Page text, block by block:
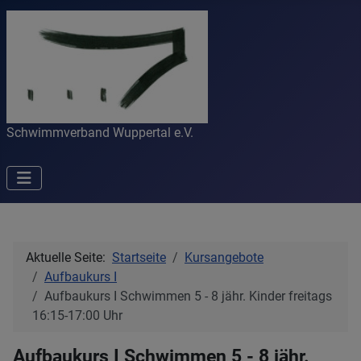
Schwimmverband Wuppertal e.V.
Aktuelle Seite: Startseite
Kursangebote
Aufbaukurs I
Aufbaukurs I Schwimmen 5 - 8 jähr. Kinder freitags
16:15-17:00 Uhr
Aufbaukurs I Schwimmen 5 - 8 jähr.